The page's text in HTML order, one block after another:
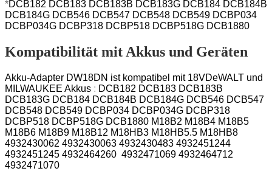
*DCB182 DCB183 DCB183B DCB183G DCB184 DCB184B
DCB184G DCB546 DCB547 DCB548 DCB549 DCBP034
DCBP034G DCBP318 DCBP518 DCBP518G DCB1880
Kompatibilität mit Akkus und Geräten
Akku-Adapter DW18DN ist kompatibel mit 18VDeWALT und
MILWAUKEE Akkus : DCB182 DCB183 DCB183B
DCB183G DCB184 DCB184B DCB184G DCB546 DCB547
DCB548 DCB549 DCBP034 DCBP034G DCBP318
DCBP518 DCBP518G DCB1880 M18B2 M18B4 M18B5
M18B6 M18B9 M18B12 M18HB3 M18HB5.5 M18HB8
4932430062 4932430063 4932430483 4932451244
4932451245 4932464260 4932471069 4932464712
4932471070